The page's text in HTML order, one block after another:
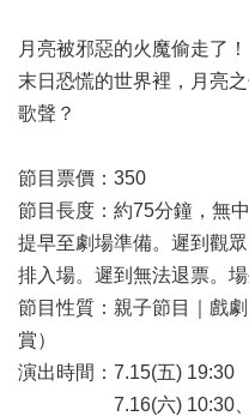
全
政
策
府
網
站
資
料
開
放
宣
告
月亮被邪惡的火魔偷走了！
末日恐慌的世界裡，月亮
歌聲？
節目票價：350
節目長度：約75分鐘，無
提早至劇場準備。遲到觀
排入場。遲到無法退票。
節目性質：親子節目｜戲
賞）
演出時間：7.15(五) 19:30
7.16(六) 10:30、